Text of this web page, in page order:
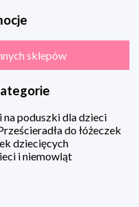
sklepów
poduszki dla dzieci
do łóżeczek
dziecięcych
i niemowląt